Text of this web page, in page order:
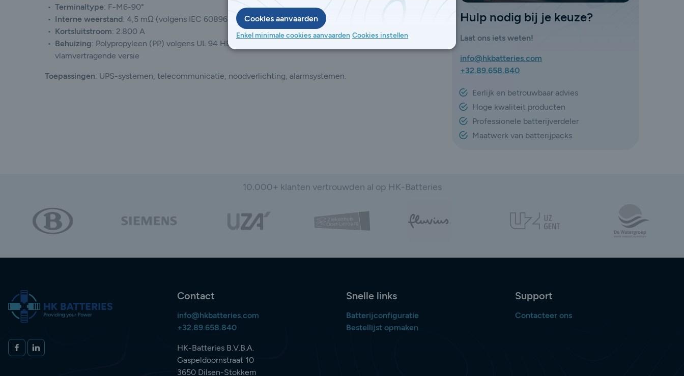
Terminaltype: F-M6-90°
Interne weerstand: 4,5 mΩ (volgens IEC 60896-21/22)
Kortsluitstroom: 2.800 A
Behuizing: Polypropyleen (PP) volgens UL 94 HB; optioneel UL 94 V-0 voor
vlamvertragende versie
Toepassingen: UPS-systemen, telecommunicatie, noodverlichting, alarmsystemen.
Hulp nodig bij je keuze?
Laat ons iets weten!
info@hkbatteries.com
+32.89.658.840
Eerlijk en betrouwbaar advies
Hoge kwaliteit producten
Professionele batterijverdeler
Maatwerk van batterijpacks
10.000+ klanten vertrouwden al op HK-Batteries
Volg ons op
FACEBOOKLINKEDIN
Contact
info@hkbatteries.com
+32.89.658.840
HK-Batteries B.V.B.A.
Gaspeldoornstraat 10
3650 Dilsen-Stokkem
Snelle links
Batterijconfiguratie
Bestellijst opmaken
Support
Contacteer ons
Cookies aanvaarden
Enkel minimale cookies aanvaarden Cookies instellen